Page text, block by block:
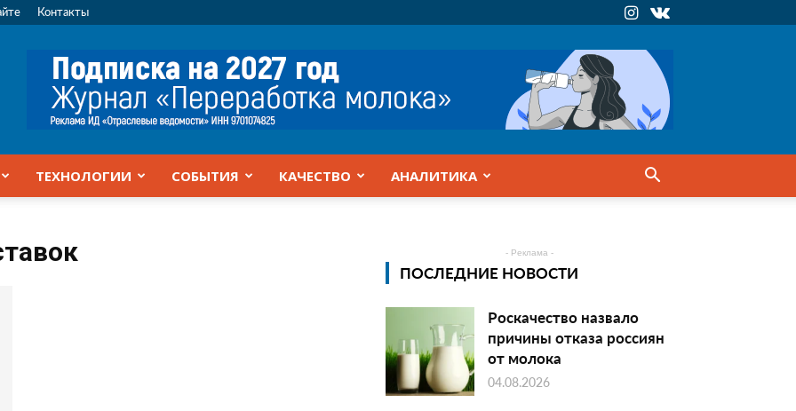
Контакты
ТЕХНОЛОГИИ СОБЫТИЯ КАЧЕСТВО АНАЛИТИКА
- Реклама -
ПОСЛЕДНИЕ НОВОСТИ
Роскачество назвало
причины отказа россиян
от молока
04.08.2026